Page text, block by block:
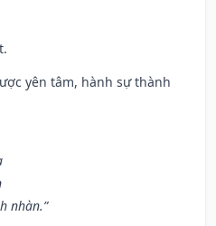
yên tâm, hành sự thành
nhàn.”